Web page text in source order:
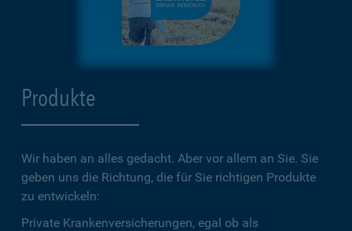
Produkte
Wir haben an alles gedacht. Aber vor allem an Sie. Sie
geben uns die Richtung, die für Sie richtigen Produkte
zu entwickeln:
Private Krankenversicherungen, egal ob als